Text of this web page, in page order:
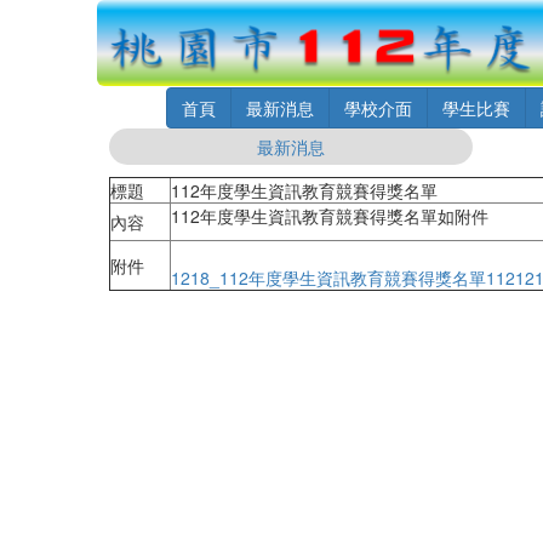
首頁 最新消息 學校介面 學生比賽
最新消息
標題
112年度學生資訊教育競賽得獎名單
內容
112年度學生資訊教育競賽得獎名單如附件
附件 1218_112年度學生資訊教育競賽得獎名單